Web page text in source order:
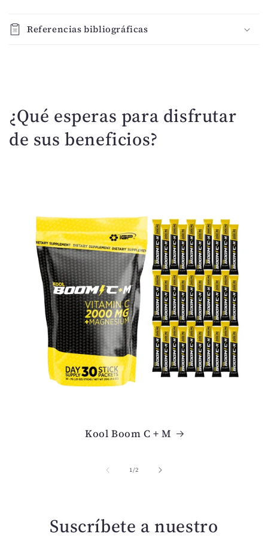
o
n
d
o
d
Referencias bibliográficas
¿Qué esperas para disfrutar
de sus beneficios?
Kool Boom C + M
1/de
2
Suscríbete a nuestro